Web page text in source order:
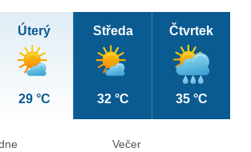
Úterý
29 °C
Středa
32 °C
Čtvrtek
35 °C
Večer